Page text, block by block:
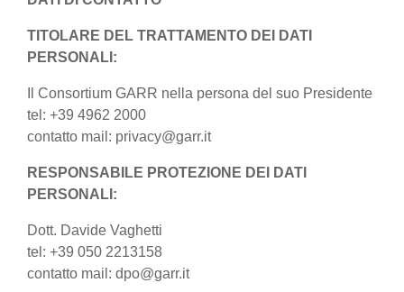
TITOLARE DEL TRATTAMENTO DEI DATI
PERSONALI:
Il Consortium GARR nella persona del suo Presidente
tel: +39 4962 2000
contatto mail: privacy@garr.it
RESPONSABILE PROTEZIONE DEI DATI
PERSONALI:
Dott. Davide Vaghetti
tel: +39 050 2213158
contatto mail: dpo@garr.it